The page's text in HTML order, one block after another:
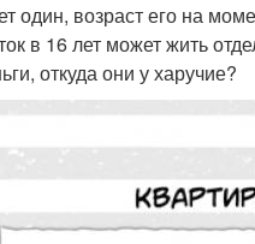
один, возраст его на
в 16 лет может жить
откуда они у харучие?